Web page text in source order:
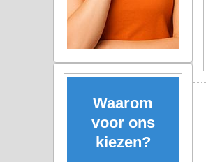
Waarom
voor ons
kiezen?